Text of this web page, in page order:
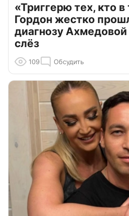
«Триггерю тех, кто
Гордон жестко
диагнозу
слёз
109 Обсудить